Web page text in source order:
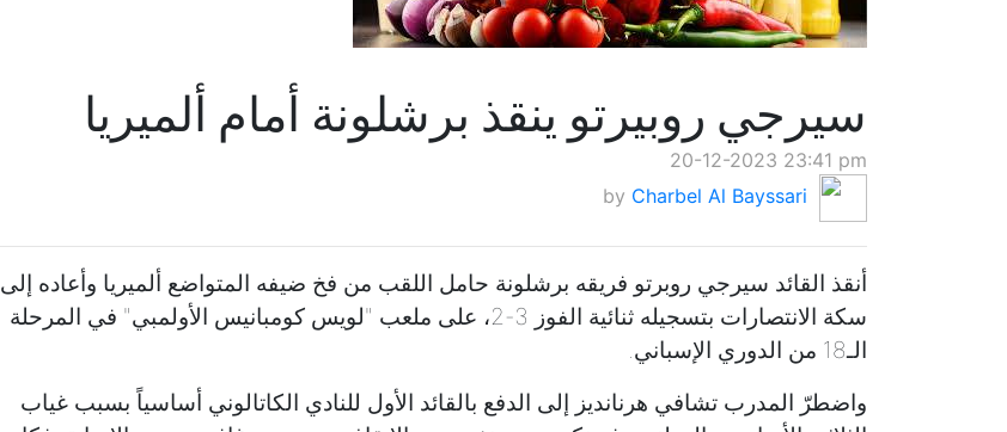
سيرجي روبيرتو ينقذ برشلونة أمام ألميريا
20-12-2023 23:41 pm
by Charbel Al Bayssari
أنقذ القائد سيرجي روبرتو فريقه برشلونة حامل اللقب من فخ ضيفه المتواضع ألميريا وأعاده إلى
سكة الانتصارات بتسجيله ثنائية الفوز 3-2، على ملعب "لويس كومبانيس الأولمبي" في المرحلة
الـ18 من الدوري الإسباني.
واضطرّ المدرب تشافي هرنانديز إلى الدفع بالقائد الأول للنادي الكاتالوني أساسياً بسبب غياب